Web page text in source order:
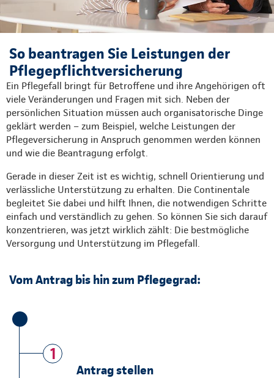
So beantragen Sie Leistungen der
Pflegepflichtversicherung
Ein Pflegefall bringt für Betroffene und ihre Angehörigen oft
viele Veränderungen und Fragen mit sich. Neben der
persönlichen Situation müssen auch organisatorische Dinge
geklärt werden – zum Beispiel, welche Leistungen der
Pflegeversicherung in Anspruch genommen werden können
und wie die Beantragung erfolgt.
Gerade in dieser Zeit ist es wichtig, schnell Orientierung und
verlässliche Unterstützung zu erhalten. Die Continentale
begleitet Sie dabei und hilft Ihnen, die notwendigen Schritte
einfach und verständlich zu gehen. So können Sie sich darauf
konzentrieren, was jetzt wirklich zählt: Die bestmögliche
Versorgung und Unterstützung im Pflegefall.
Vom Antrag bis hin zum Pflegegrad:
1
Antrag stellen